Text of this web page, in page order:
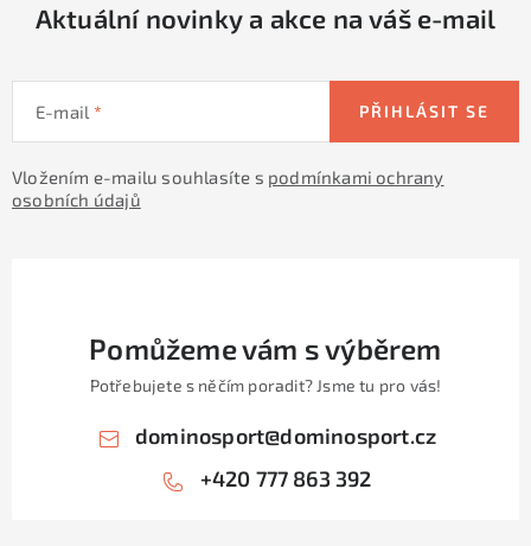
Aktuální novinky a akce na váš e-mail
E-mail
Vložením e-mailu souhlasíte s podmínkami ochrany
osobních údajů
PŘIHLÁSIT SE
Pomůžeme vám s výběrem
Potřebujete s něčím poradit? Jsme tu pro vás!
dominosport@dominosport.cz
+420 777 863 392